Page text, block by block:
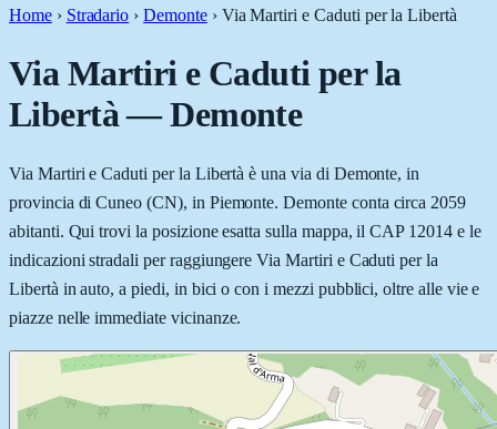
Home › Stradario › Demonte › Via Martiri e Caduti per la Libertà
Via Martiri e Caduti per la
Libertà—Demonte
Via Martiri e Caduti per la Libertà è una via di Demonte, in
provincia di Cuneo (CN), in Piemonte. Demonte conta circa 2059
abitanti. Qui trovi la posizione esatta sulla mappa, il CAP 12014 e le
indicazioni stradali per raggiungere Via Martiri e Caduti per la
Libertà in auto, a piedi, in bici o con i mezzi pubblici, oltre alle vie e
piazze nelle immediate vicinanze.